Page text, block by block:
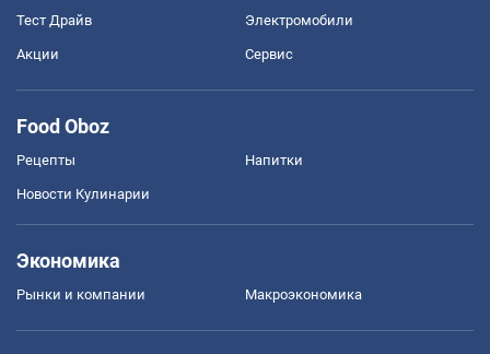
Тест Драйв Электромобили
Акции Сервис
Food Oboz
Рецепты Напитки
Новости Кулинарии
Экономика
Рынки и компании Mакроэкономика